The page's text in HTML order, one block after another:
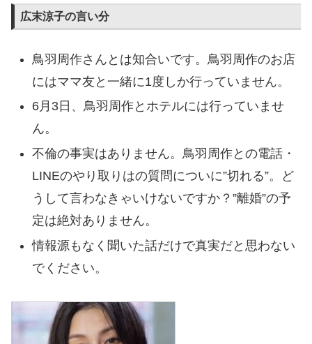
広末涼子の言い分
鳥羽周作さんとは知合いです。鳥羽周作のお店
にはママ友と一緒に1度しか行っていません。
6月3日、鳥羽周作とホテルには行っていませ
ん。
不倫の事実はありません。鳥羽周作との電話・
LINEのやり取りはの質問についに”切れる”。ど
うして言わなきゃいけないですか？”離婚”の予
定は絶対ありません。
情報源もなく聞いた話だけで真実だと思わない
でください。